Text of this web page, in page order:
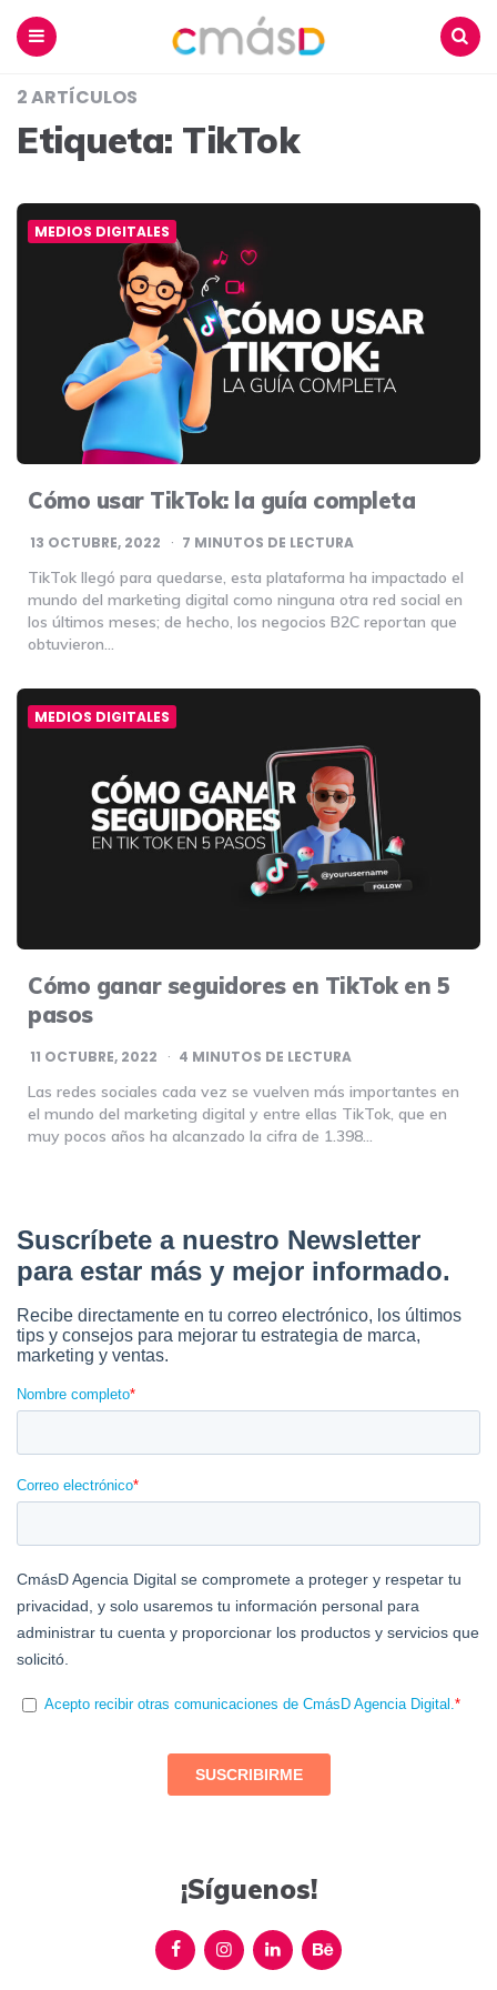
2 ARTÍCULOS
Etiqueta: TikTok
MEDIOS DIGITALES
Cómo usar TikTok: la guía completa
13 OCTUBRE, 2022 7 MINUTOS DE LECTURA
TikTok llegó para quedarse, esta plataforma ha impactado el
mundo del marketing digital como ninguna otra red social en
los últimos meses; de hecho, los negocios B2C reportan que
obtuvieron…
MEDIOS DIGITALES
Cómo ganar seguidores en TikTok en 5
pasos
11 OCTUBRE, 2022 4 MINUTOS DE LECTURA
Las redes sociales cada vez se vuelven más importantes en
el mundo del marketing digital y entre ellas TikTok, que en
muy pocos años ha alcanzado la cifra de 1.398…
¡Síguenos!